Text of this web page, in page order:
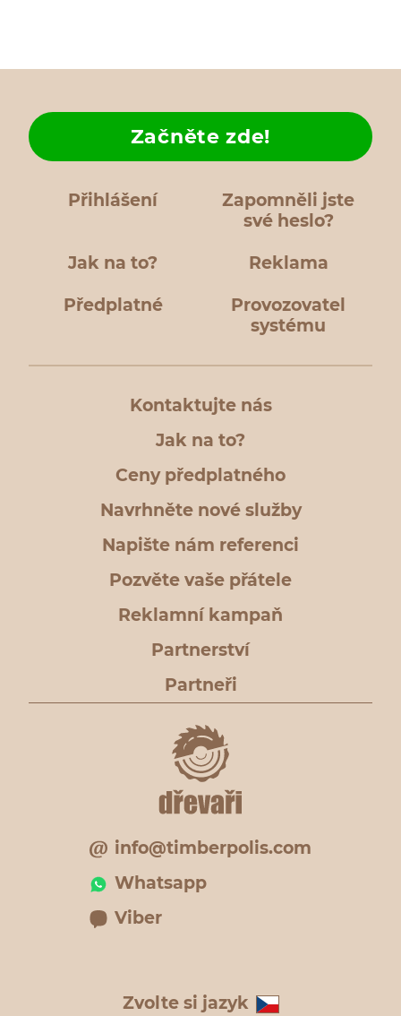
Přihlášení
Zapomněli jste
své heslo?
Jak na to?
Začněte zde!
Reklama
Předplatné
Provozovatel
systému
Kontaktujte nás
Jak na to?
Ceny předplatného
Navrhněte nové služby
Napište nám referenci
Pozvěte vaše přátele
Reklamní kampaň
Partnerství
Partneři
info@timberpolis.com
Whatsapp
Viber
Zvolte si jazyk